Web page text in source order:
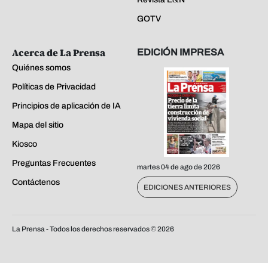
GOTV
Acerca de La Prensa
Quiénes somos
Políticas de Privacidad
Principios de aplicación de IA
Mapa del sitio
Kiosco
Preguntas Frecuentes
Contáctenos
EDICIÓN IMPRESA
martes 04 de ago de 2026
EDICIONES ANTERIORES
La Prensa - Todos los derechos reservados ©2026